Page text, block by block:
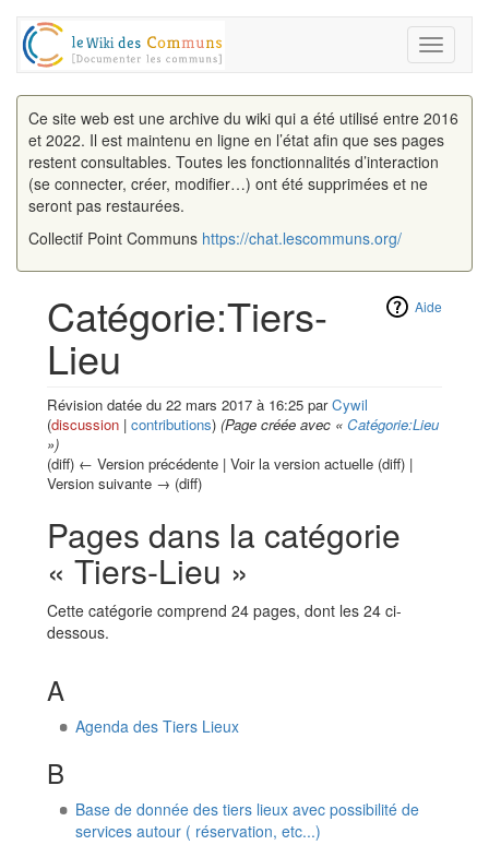
Toggle
Ce site web est une archive du wiki qui a été utilisé entre 2016
et 2022. Il est maintenu en ligne en l’état afin que ses pages
restent consultables. Toutes les fonctionnalités d’interaction
(se connecter, créer, modifier…) ont été supprimées et ne
seront pas restaurées.
Collectif Point Communs https://chat.lescommuns.org/
Aide
Catégorie:Tiers-
Lieu
Révision datée du 22 mars 2017 à 16:25 parCywil
(discussion | contributions) (Page créée avec « Catégorie:Lieu
»)
(diff) ← Version précédente | Voir la version actuelle (diff) |
Version suivante → (diff)
Pages dans la catégorie
« Tiers-Lieu »
Cette catégorie comprend 24 pages, dont les 24 ci-
dessous.
A
Agenda des Tiers Lieux
B
Base de donnée des tiers lieux avec possibilité de
services autour ( réservation, etc...)